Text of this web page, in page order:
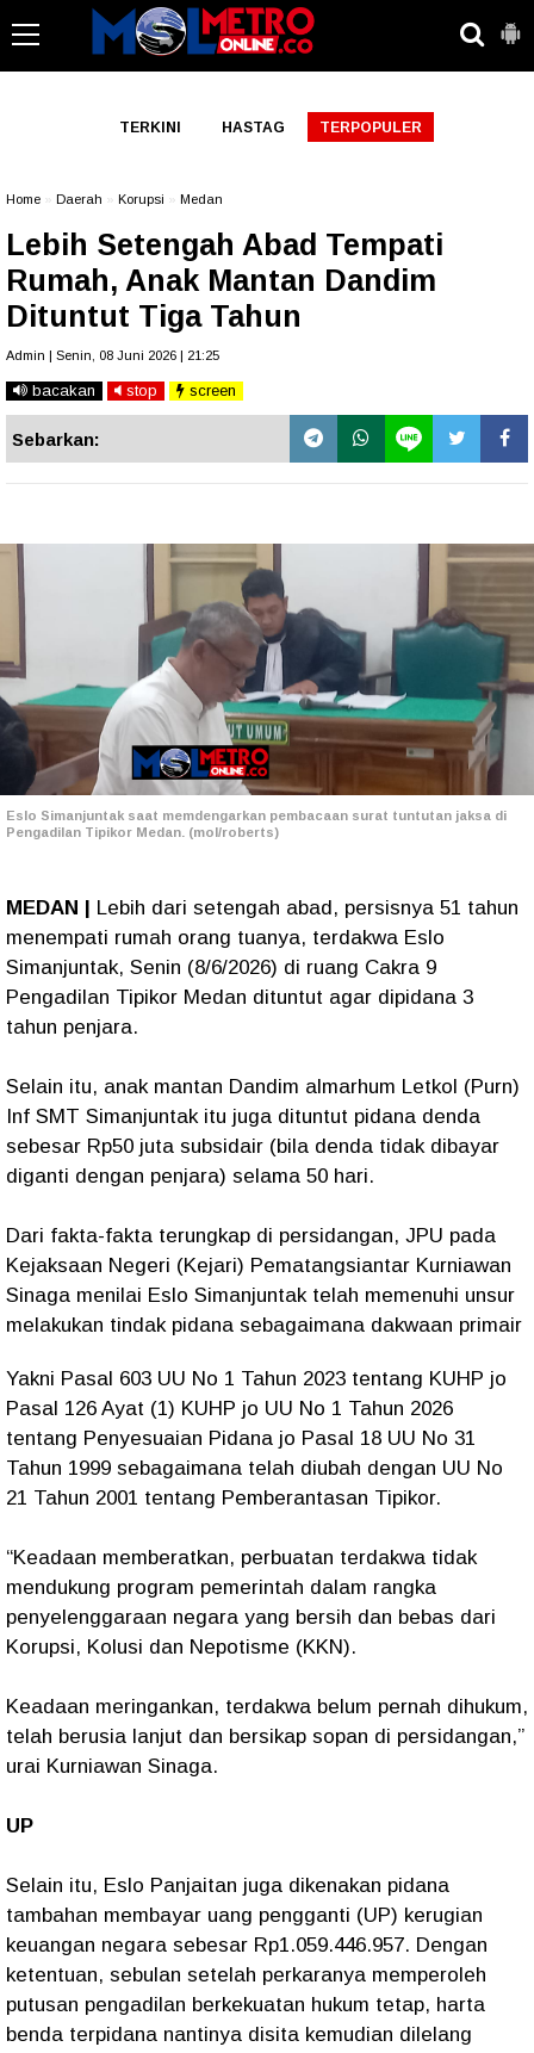
TERKINI HASTAG TERPOPULER
Home Daerah Korupsi Medan
Lebih Setengah Abad Tempati
Rumah, Anak Mantan Dandim
Dituntut Tiga Tahun
Admin | Senin, 08 Juni 2026 | 21:25
bacakan stop screen
Sebarkan:
Eslo Simanjuntak saat memdengarkan pembacaan surat tuntutan jaksa di
Pengadilan Tipikor Medan. (mol/roberts)
MEDAN | Lebih dari setengah abad, persisnya 51 tahun
menempati rumah orang tuanya, terdakwa Eslo
Simanjuntak, Senin (8/6/2026) di ruang Cakra 9
Pengadilan Tipikor Medan dituntut agar dipidana 3
tahun penjara.
Selain itu, anak mantan Dandim almarhum Letkol (Purn)
Inf SMT Simanjuntak itu juga dituntut pidana denda
sebesar Rp50 juta subsidair (bila denda tidak dibayar
diganti dengan penjara) selama 50 hari.
Dari fakta-fakta terungkap di persidangan, JPU pada
Kejaksaan Negeri (Kejari) Pematangsiantar Kurniawan
Sinaga menilai Eslo Simanjuntak telah memenuhi unsur
melakukan tindak pidana sebagaimana dakwaan primair
Yakni Pasal 603 UU No 1 Tahun 2023 tentang KUHP jo
Pasal 126 Ayat (1) KUHP jo UU No 1 Tahun 2026
tentang Penyesuaian Pidana jo Pasal 18 UU No 31
Tahun 1999 sebagaimana telah diubah dengan UU No
21 Tahun 2001 tentang Pemberantasan Tipikor.
“Keadaan memberatkan, perbuatan terdakwa tidak
mendukung program pemerintah dalam rangka
penyelenggaraan negara yang bersih dan bebas dari
Korupsi, Kolusi dan Nepotisme (KKN).
Keadaan meringankan, terdakwa belum pernah dihukum,
telah berusia lanjut dan bersikap sopan di persidangan,”
urai Kurniawan Sinaga.
UP
Selain itu, Eslo Panjaitan juga dikenakan pidana
tambahan membayar uang pengganti (UP) kerugian
keuangan negara sebesar Rp1.059.446.957. Dengan
ketentuan, sebulan setelah perkaranya memperoleh
putusan pengadilan berkekuatan hukum tetap, harta
benda terpidana nantinya disita kemudian dilelang